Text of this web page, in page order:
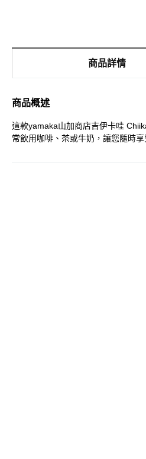
商品詳情
商品概述
這款yamaka山加商店吉伊卡哇
常飲用咖啡、茶或牛奶，讓您隨時